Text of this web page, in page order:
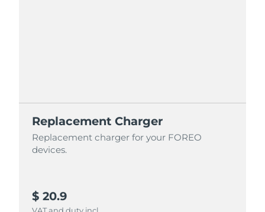
Replacement Charger
Replacement charger for your FOREO
devices.
$ 20.9
VAT and duty incl.